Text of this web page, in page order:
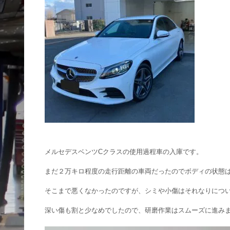
メルセデスベンツCクラスの使用過程車の入庫です。
まだ２万キロ程度の走行距離の車両だったのでボディの状態
そこまで悪くなかったのですが、シミや小傷はそれなりにつ
深い傷も割と少なめでしたので、研磨作業はスムーズに進み